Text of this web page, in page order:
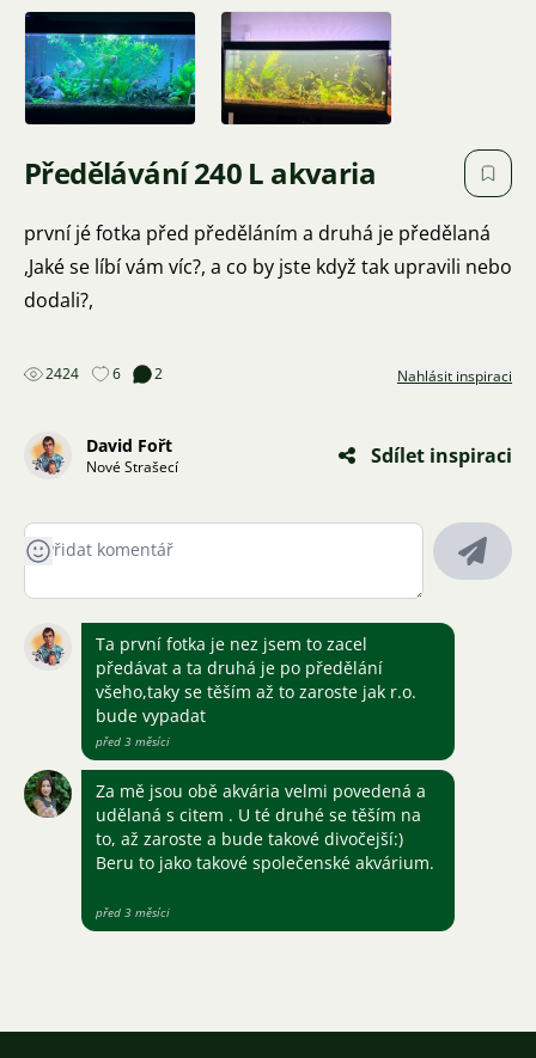
Předělávání 240 L akvaria
první jé fotka před předěláním a druhá je předělaná
,Jaké se líbí vám víc?, a co by jste když tak upravili nebo
dodali?,
2424 6 2 Nahlásit inspiraci
David Fořt
Nové Strašecí Sdílet inspiraci
Ta první fotka je nez jsem to zacel
předávat a ta druhá je po předělání
všeho,taky se těším až to zaroste jak r.o.
bude vypadat
před 3 měsíci
Za mě jsou obě akvária velmi povedená a
udělaná s citem . U té druhé se těším na
to, až zaroste a bude takové divočejší:)
Beru to jako takové společenské akvárium.
před 3 měsíci